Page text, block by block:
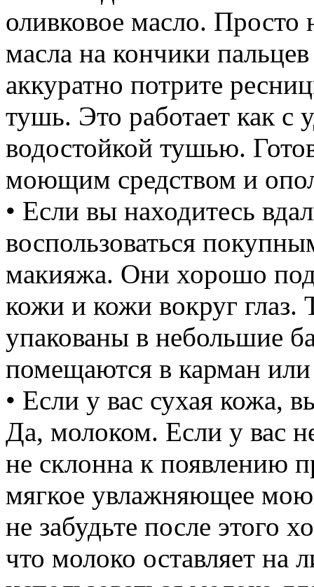
оливковое масло. Просто
масла на кончики
аккуратно потрите
тушь. Это работает как с
водостойкой тушью.
моющим средством и
• Если вы находитесь
воспользоваться
макияжа. Они хорошо
кожи и кожи вокруг глаз.
упакованы в небольшие
помещаются в карман
• Если у вас сухая кожа,
Да, молоком. Если у вас
не склонна к появлению
мягкое увлажняющее
не забудьте после этого
что молоко оставляет на